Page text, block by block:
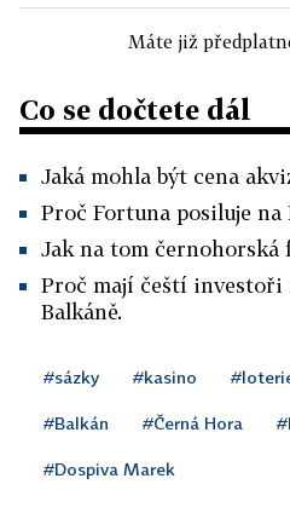
Máte již
Co se dočtete dál
Jaká mohla být cena
Proč Fortuna posiluje na
Jak na tom černohorská
Proč mají čeští investoři
Balkáně.
#sázky #kasino
#Balkán #Černá Hora
#Dospiva Marek